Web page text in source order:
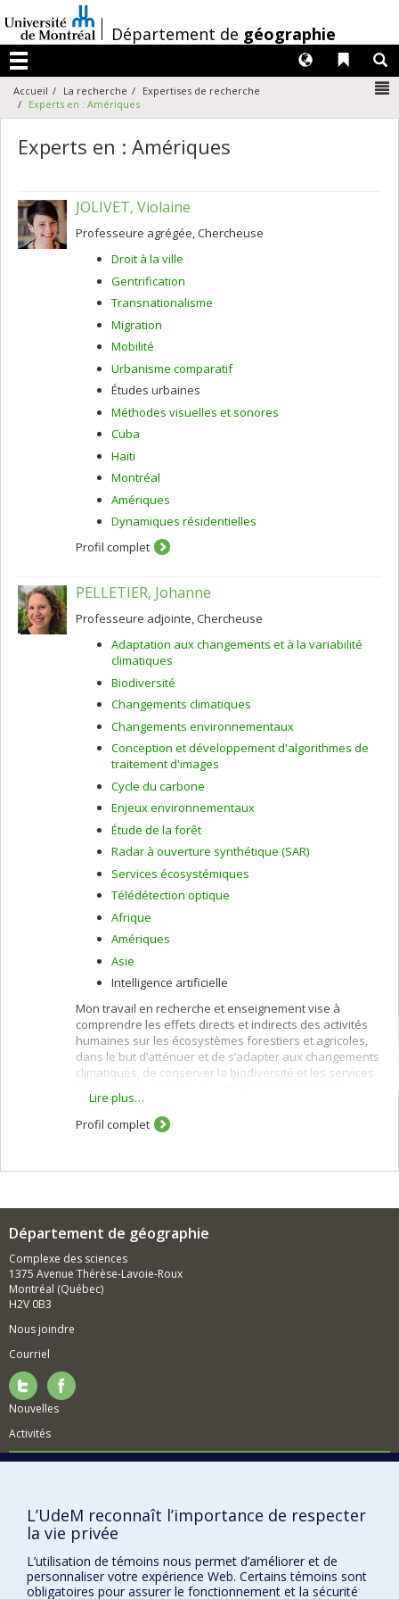
au
contenu
/Département de géographie
Menu
Liens
Langues
Accueil La recherche
Expertises de recherche
Experts en : Amériques
Experts en : Amériques
JOLIVET, Violaine
Professeure agrégée, Chercheuse
Droit à la ville
Gentrification
Transnationalisme
Migration
Mobilité
Urbanisme comparatif
Études urbaines
Méthodes visuelles et sonores
Cuba
Haïti
Montréal
Amériques
Dynamiques résidentielles
Profil complet
PELLETIER, Johanne
Professeure adjointe, Chercheuse
Adaptation aux changements et à la variabilité
climatiques
Biodiversité
Changements climatiques
Changements environnementaux
Conception et développement d'algorithmes de
traitement d'images
Cycle du carbone
Enjeux environnementaux
Étude de la forêt
Radar à ouverture synthétique (SAR)
Services écosystémiques
Télédétection optique
Afrique
Amériques
Asie
Intelligence artificielle
Mon travail en recherche et enseignement vise à
comprendre les effets directs et indirects des activités
humaines sur les écosystèmes forestiers et agricoles,
dans le but d’atténuer et de s’adapter aux changements
climatiques, de conserver la biodiversité et les services
environnementale.
Ces intérêts sont poursuivis via l’application de la
données probantes pour appuyer la prise de décisions
pour le développement durable dans les pays en
développement et au Canada.
Lire plus…
Profil complet
Département de géographie
Complexe des sciences
1375 Avenue Thérèse-Lavoie-Roux
Montréal (Québec)
H2V 0B3
Nous joindre
Courriel
Nouvelles
Activités
Comment soutenir le Département?
Plan du site
Signaler une erreur
Accessibilité
L’UdeM reconnaît l’importance de respecter
la vie privée
L’utilisation de témoins nous permet d’améliorer et de
personnaliser votre expérience Web. Certains témoins sont
obligatoires pour assurer le fonctionnement et la sécurité